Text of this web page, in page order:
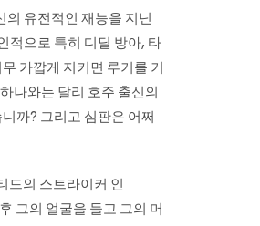
의 유전적인 재능을 지닌
적으로 특히 디딜 방아, 타
가깝게 지키면 루기를 기
나와는 달리 호주 출신의
까? 그리고 심판은 어쩌
드의 스트라이커 인
그의 얼굴을 들고 그의 머